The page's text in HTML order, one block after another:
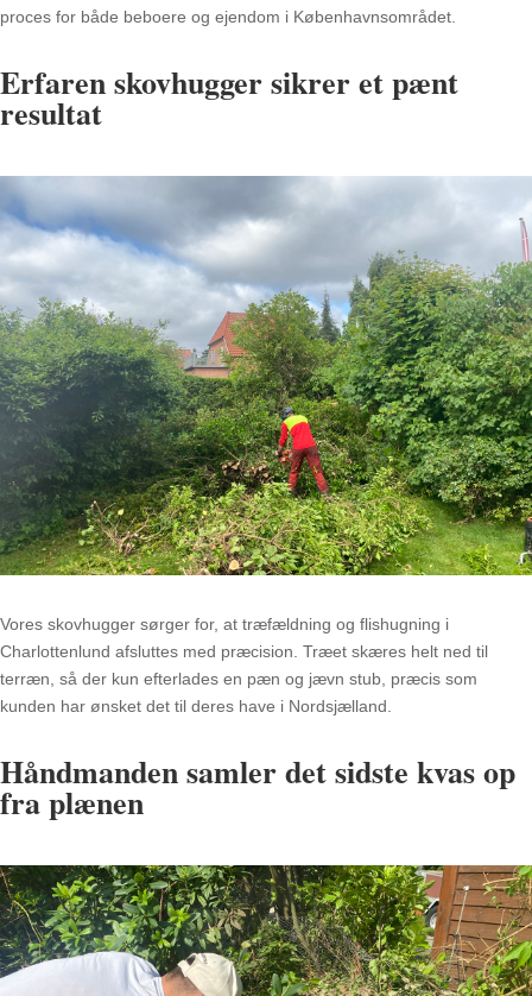
proces for både beboere og ejendom i Københavnsområdet
Erfaren skovhugger sikrer et pænt
resultat
Vores skovhugger sørger for, at træfældning og flishugning i
Charlottenlund afsluttes med præcision Træet skæres helt ned til
terræn, så der kun efterlades en pæn og jævn stub, præcis som
kunden har ønsket det til deres have i Nordsjælland
Håndmanden samler det sidste kvas op
fra plænen